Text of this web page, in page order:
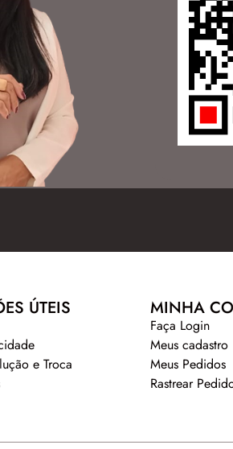
ÚTEIS
e Troca
MINHA
Faça Login
Meus cadastro
Meus Pedidos
Rastrear